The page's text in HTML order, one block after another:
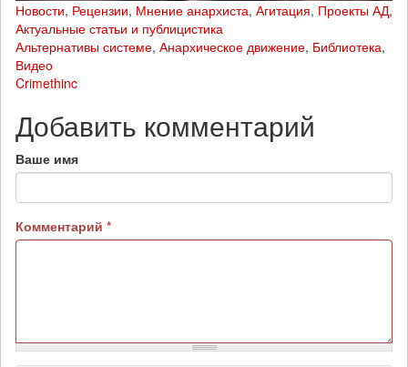
Новости, Рецензии, Мнение анархиста, Агитация, Проекты АД,
Актуальные статьи и публицистика
Альтернативы системе, Анархическое движение, Библиотека,
Видео
Crimethinc
Добавить комментарий
Ваше имя
Комментарий *